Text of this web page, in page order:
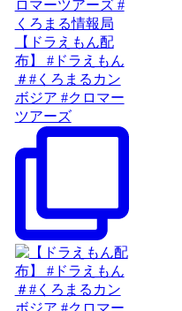
【ドラえもん配
布】 #ドラえもん
＃#くろまるカン
ボジア #クロマー
ツアーズ